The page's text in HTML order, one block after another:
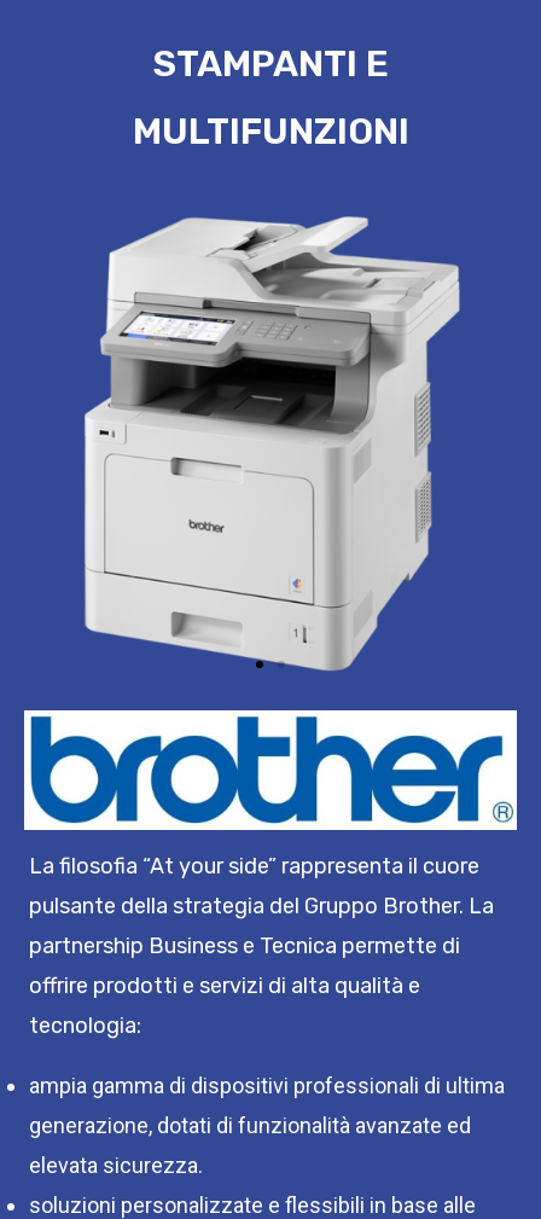
STAMPANTI E
MULTIFUNZIONI
La filosofia “At your side” rappresenta il cuore
pulsante della strategia del Gruppo Brother. La
partnership Business e Tecnica permette di
offrire prodotti e servizi di alta qualità e
tecnologia:
ampia gamma di dispositivi professionali di ultima
generazione, dotati di funzionalità avanzate ed
elevata sicurezza.
soluzioni personalizzate e flessibili in base alle